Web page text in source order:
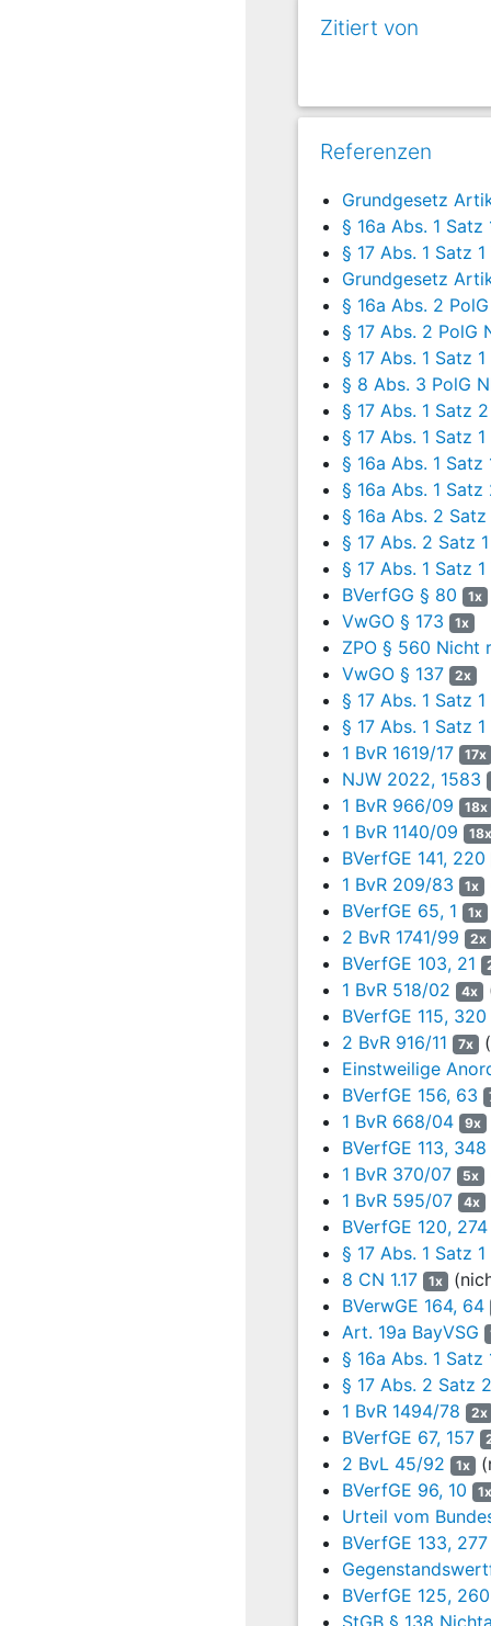
für
Klägerin mit
hat die Klage mit
hat das
von drei Lichtbildern
die weitergehende
die Klägerin
Satz 1 Nr. 2 i. V. m.
seien
sei jedoch
Nr. 2 i. V. m. Satz 2
einem legitimen Ziel.
Rechtsprechung zu
4
Es gehe um den
Bedeutung i. S. d.§
Unversehrtheit sowie
werden. In dieser
zu beeinträchtigen,
Selbstbestimmung
Begriff der Tatsachen
konkretisiertes und
sein würden, über
beschränkt werden
Begriff "Tatsachen"
5
Der fehlende
keine besonders
durch die
Lichtbildern führe
Mitbetroffene in §
6
Allerdings lägen die
von zwei
17 Abs. 1 Satz 1 Nr.
absehbarer Zeit
erforderlich
bejahen, da sie der
ergeben können. Die
Weise als "andere
Voraussetzungen der
7
Das
Anforderungen das
gegen den nicht
Beklagte tritt der
II
8 Das Verfahren wird
Satz 1 Nr. 2 i. V. m.
hier maßgeblichen
(GV. NRW S. 132),
vom 25. Juli 2003
Nordrhein-Westfalen
Selbstbestimmung aus
9 § 16a Abs. 1 Satz
mehr als an zwei
soweit Tatsachen
Begleitpersonen,
auch
Zitiert von
Referenzen
Grundgesetz
§ 16a Abs. 1
§ 17 Abs. 1 Satz
Grundgesetz
§ 16a Abs. 2
§ 17 Abs. 2 PolG
§ 17 Abs. 1 Satz
§ 8 Abs. 3 PolG
§ 17 Abs. 1 Satz
§ 17 Abs. 1 Satz
§ 16a Abs. 1 Satz
§ 16a Abs. 1 Satz
§ 16a Abs. 2 Satz
§ 17 Abs. 2 Satz
§ 17 Abs. 1 Satz
BVerfGG § 80
1x
VwGO § 173 1x
ZPO § 560 Nicht
VwGO § 137 2x
§ 17 Abs. 1 Satz
§ 17 Abs. 1 Satz
1 BvR 1619/17
17x
NJW 2022, 1583
1 BvR 966/09
18x
1 BvR 1140/09
18x
BVerfGE 141, 220
1 BvR 209/83
1x
BVerfGE 65, 1
1x
2 BvR 1741/99
2x
BVerfGE 103, 21
1 BvR 518/02
4x
BVerfGE 115, 320
2 BvR 916/11
7x
Einstweilige
BVerfGE 156, 63
1 BvR 668/04
9x
BVerfGE 113, 348
1 BvR 370/07
5x
1 BvR 595/07
4x
BVerfGE 120, 274
§ 17 Abs. 1 Satz
8 CN 1.17
1x
BVerwGE 164, 64
Art. 19a BayVSG
§ 16a Abs. 1 Satz
§ 17 Abs. 2 Satz
1 BvR 1494/78
2x
BVerfGE 67, 157
2 BvL 45/92
1x
BVerfGE 96, 10
1x
Urteil vom
BVerfGE 133, 277
BVerfGE 125, 260
StGB § 138